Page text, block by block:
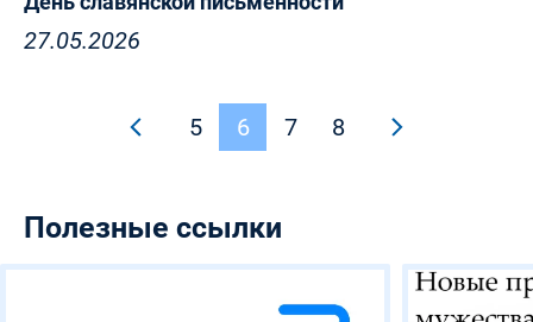
27.05.2026
5 6 7 8
Полезные ссылки